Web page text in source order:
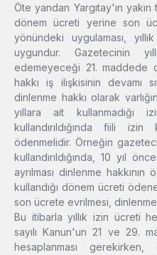
Öte yandan Yargıtay'ın
dönem ücreti yerine son
yönündeki uygulaması,
uygundur. Gazetecinin
edemeyeceği 21. maddede
hakkı iş ilişkisinin devamı
dinlenme hakkı olarak
yıllara ait kullanmadığı
kullandırıldığında fiili
ödenmelidir. Örneğin
kullandırıldığında, 10 yıl
ayrılması dinlenme hakkının
kullandığı dönem ücreti
son ücrete evrilmesi, dinlenme
Bu itibarla yıllık izin ücreti
sayılı Kanun'un 21 ve 29.
hesaplanması gerekirken,